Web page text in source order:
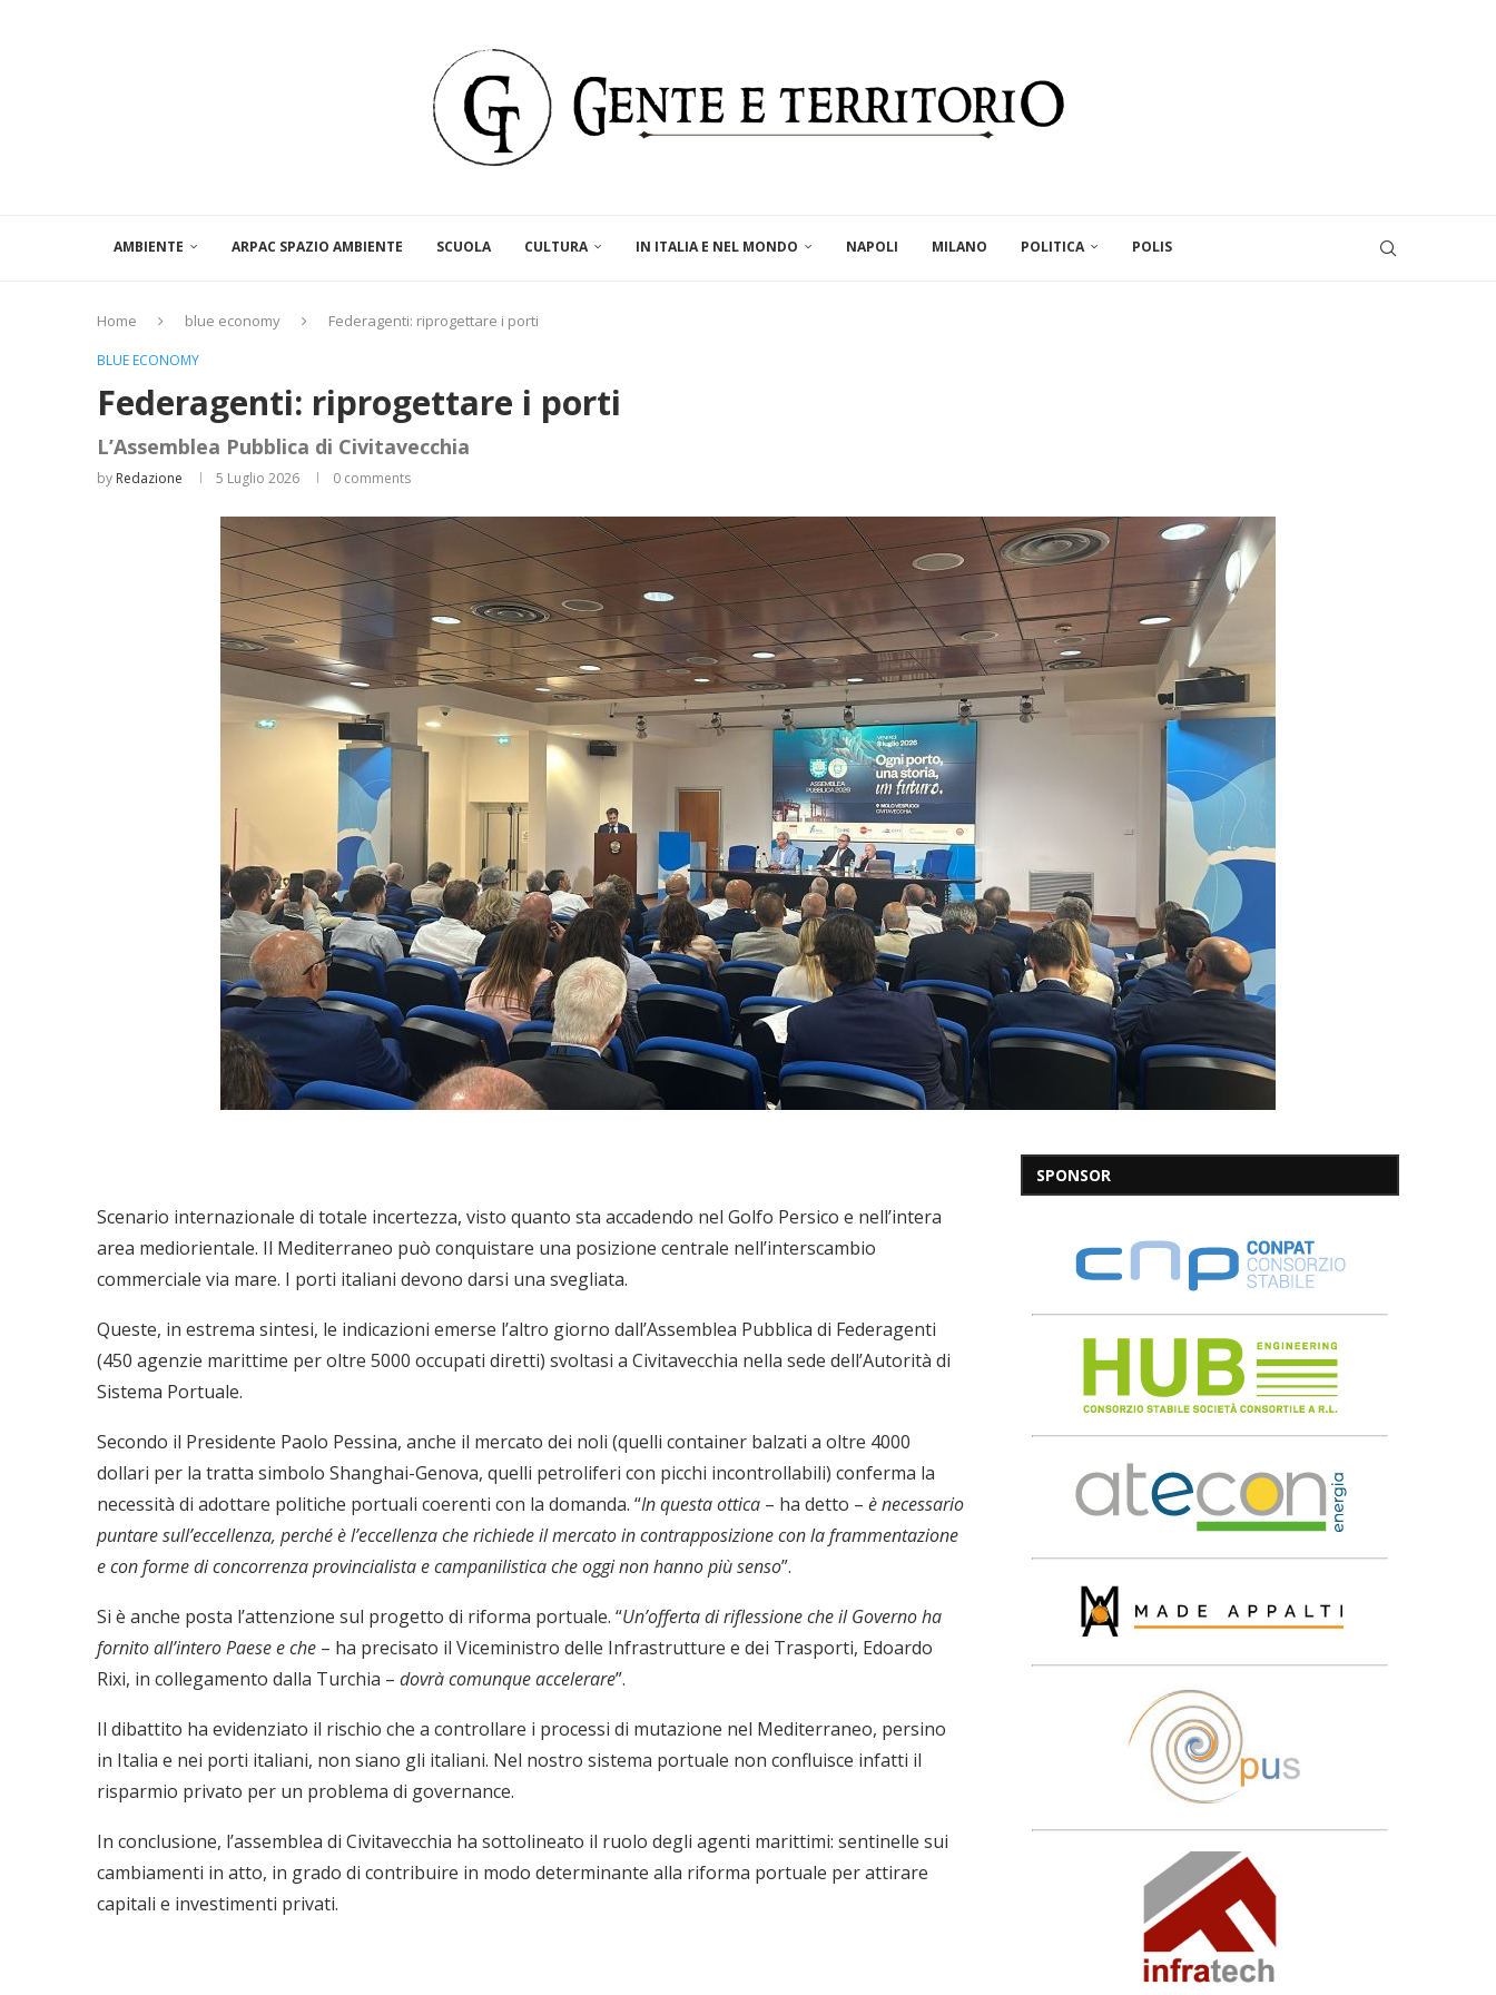
AMBIENTE ARPAC SPAZIO AMBIENTE SCUOLA CULTURA IN ITALIA E NEL MONDO NAPOLI MILANO POLITICA POLIS
Home blue economy Federagenti: riprogettare i porti
BLUE ECONOMY
Federagenti: riprogettare i porti
L’Assemblea Pubblica di Civitavecchia
by Redazione 5 Luglio 2026 0 comments
Scenario internazionale di totale incertezza, visto quanto sta accadendo nel Golfo Persico e nell’intera
area mediorientale. Il Mediterraneo può conquistare una posizione centrale nell’interscambio
commerciale via mare. I porti italiani devono darsi una svegliata.
Queste, in estrema sintesi, le indicazioni emerse l’altro giorno dall’Assemblea Pubblica di Federagenti
(450 agenzie marittime per oltre 5000 occupati diretti) svoltasi a Civitavecchia nella sede dell’Autorità di
Sistema Portuale.
Secondo il Presidente Paolo Pessina, anche il mercato dei noli (quelli container balzati a oltre 4000
dollari per la tratta simbolo Shanghai-Genova, quelli petroliferi con picchi incontrollabili) conferma la
necessità di adottare politiche portuali coerenti con la domanda. “In questa ottica – ha detto – è necessario
puntare sull’eccellenza, perché è l’eccellenza che richiede il mercato in contrapposizione con la frammentazione
e con forme di concorrenza provincialista e campanilistica che oggi non hanno più senso”.
Si è anche posta l’attenzione sul progetto di riforma portuale. “Un’offerta di riflessione che il Governo ha
fornito all’intero Paese e che – ha precisato il Viceministro delle Infrastrutture e dei Trasporti, Edoardo
Rixi, in collegamento dalla Turchia – dovrà comunque accelerare”.
Il dibattito ha evidenziato il rischio che a controllare i processi di mutazione nel Mediterraneo, persino
in Italia e nei porti italiani, non siano gli italiani. Nel nostro sistema portuale non confluisce infatti il
risparmio privato per un problema di governance.
In conclusione, l’assemblea di Civitavecchia ha sottolineato il ruolo degli agenti marittimi: sentinelle sui
cambiamenti in atto, in grado di contribuire in modo determinante alla riforma portuale per attirare
capitali e investimenti privati.
SPONSOR